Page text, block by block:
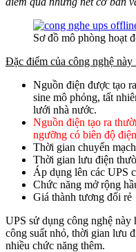
Sơ đồ mô phòng hoạt
Đặc điểm của công nghệ này
Nguồn điện được tạo
sine mô phỏng, tất
lưới nhà nước.
Nguồn điện tạo ra
ngưỡng có biên độ
Thời gian chuyển
Thời gian lưu điện
Áp dụng lên các UPS
Chức năng mở rộng
Giá thành tương đối rẻ
UPS sử dụng công nghệ này
công suất nhỏ, thời gian lưu
nhiều chức năng thêm.